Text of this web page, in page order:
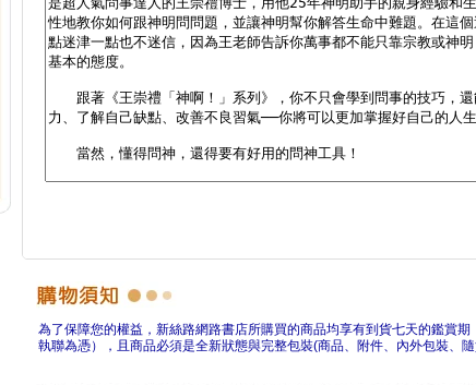
為了保障您的權益，新絲路網路書店所購買的商品均享有到貨七天的鑑賞
執聯為憑），且商品必須是全新狀態與完整包裝(商品、附件、內外包裝、